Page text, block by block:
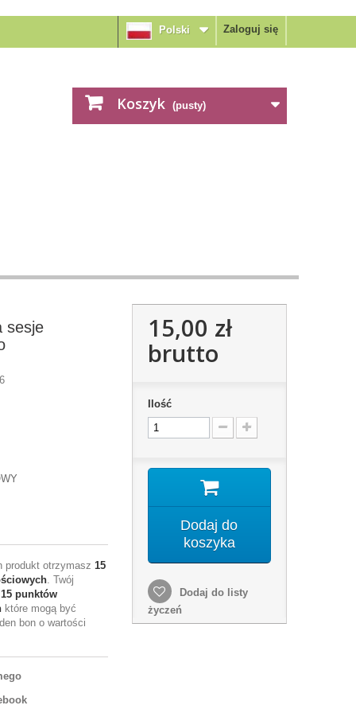
Zaloguj się
Polski
Koszyk (pusty)
sesje
produkt otrzymasz 15
. Twój
15 punktów
które mogą być
bon o wartości
15,00 zł
brutto
Ilość
Dodaj do
koszyka
Dodaj do listy
życzeń